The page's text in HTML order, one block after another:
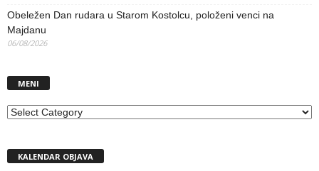
Obeležen Dan rudara u Starom Kostolcu, položeni venci na
Majdanu
06/08/2026
MENI
MENI
KALENDAR OBJAVA